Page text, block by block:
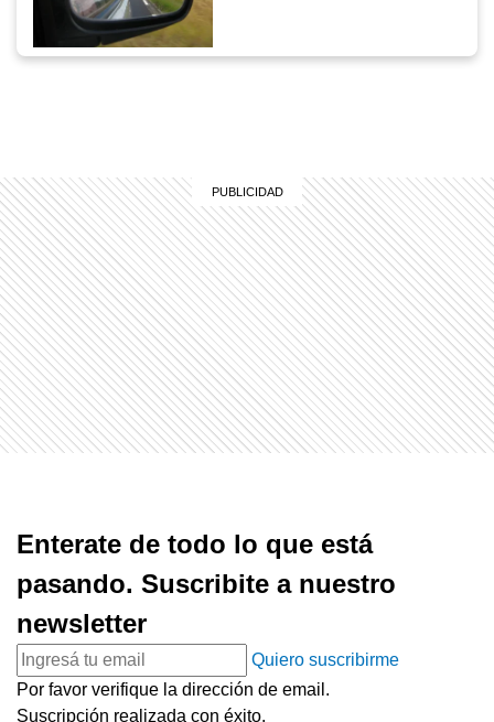
Enterate de todo lo que está
pasando. Suscribite a nuestro
newsletter
Quiero suscribirme
Por favor verifique la dirección de email.
Suscripción realizada con éxito.